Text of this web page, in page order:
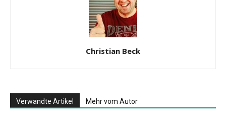
Christian Beck
Verwandte Artikel Mehr vom Autor